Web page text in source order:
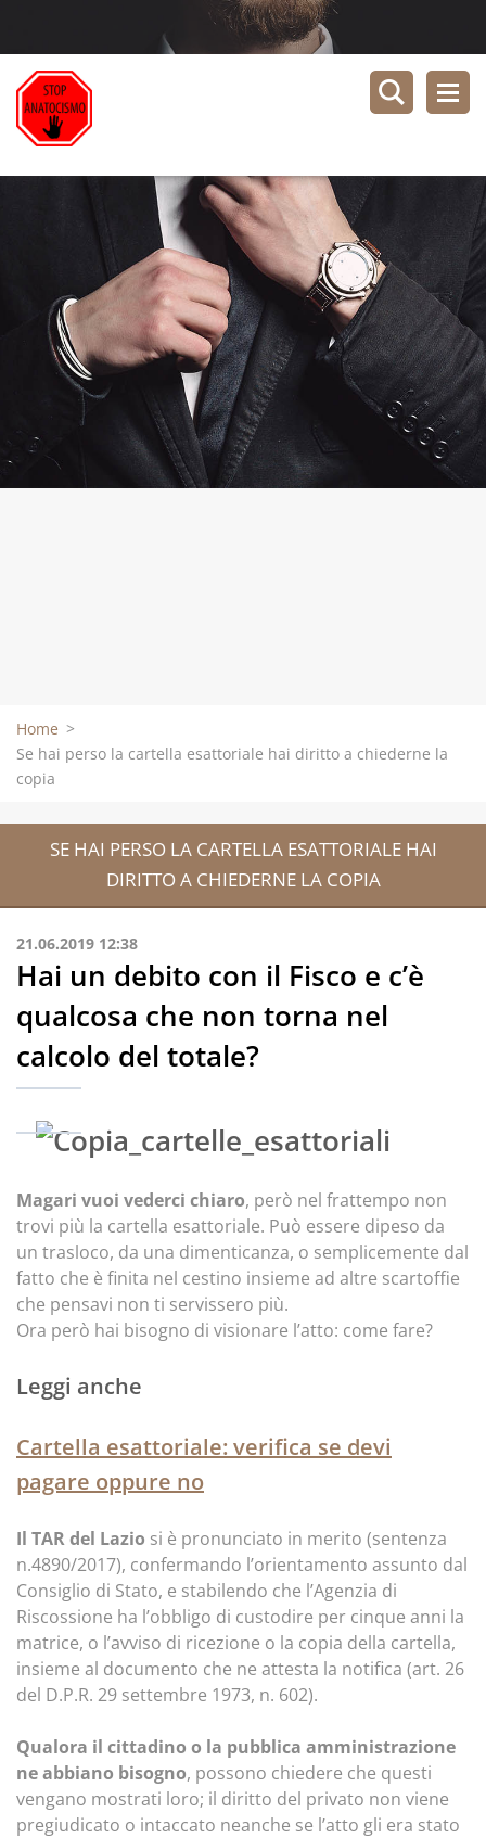
Home >
Se hai perso la cartella esattoriale hai diritto a chiederne la
copia
SE HAI PERSO LA CARTELLA ESATTORIALE HAI
DIRITTO A CHIEDERNE LA COPIA
21.06.2019 12:38
Hai un debito con il Fisco e c’è
qualcosa che non torna nel
calcolo del totale?
Magari vuoi vederci chiaro, però nel frattempo non
trovi più la cartella esattoriale. Può essere dipeso da
un trasloco, da una dimenticanza, o semplicemente dal
fatto che è finita nel cestino insieme ad altre scartoffie
che pensavi non ti servissero più.
Ora però hai bisogno di visionare l’atto: come fare?
Leggi anche
Cartella esattoriale: verifica se devi
pagare oppure no
Il TAR del Lazio si è pronunciato in merito (sentenza
n.4890/2017), confermando l’orientamento assunto dal
Consiglio di Stato, e stabilendo che l’Agenzia di
Riscossione ha l’obbligo di custodire per cinque anni la
matrice, o l’avviso di ricezione o la copia della cartella,
insieme al documento che ne attesta la notifica (art. 26
del D.P.R. 29 settembre 1973, n. 602).
Qualora il cittadino o la pubblica amministrazione
ne abbiano bisogno, possono chiedere che questi
vengano mostrati loro; il diritto del privato non viene
pregiudicato o intaccato neanche se l’atto gli era stato